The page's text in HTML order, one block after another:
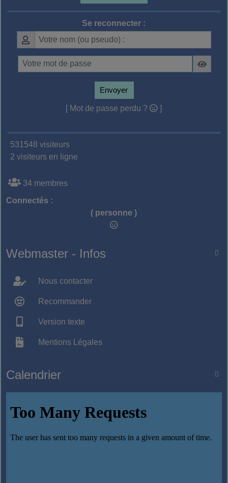
Se reconnecter :
Envoyer
[ Mot de passe perdu ? ]
531548 visiteurs
2 visiteurs en ligne
34 membres
Connectés :
( personne )

Webmaster - Infos
Nous contacter
Recommander
Version texte
Mentions Légales

Calendrier